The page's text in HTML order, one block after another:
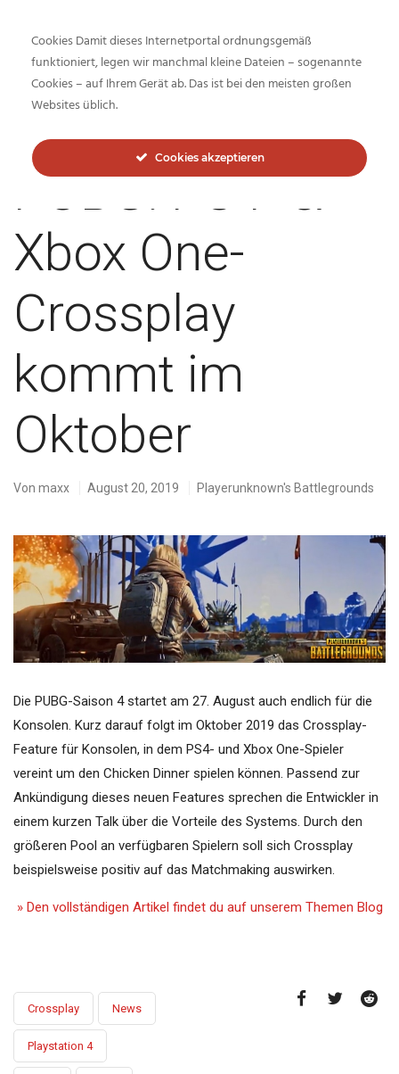
Inside-Network.net
PUBG: PS4- &
Xbox One-
Crossplay
kommt im
Oktober
Von maxx August 20, 2019 Playerunknown's Battlegrounds
Die PUBG-Saison 4 startet am 27. August auch endlich für die
Konsolen. Kurz darauf folgt im Oktober 2019 das Crossplay-
Feature für Konsolen, in dem PS4- und Xbox One-Spieler
vereint um den Chicken Dinner spielen können. Passend zur
Ankündigung dieses neuen Features sprechen die Entwickler in
einem kurzen Talk über die Vorteile des Systems. Durch den
größeren Pool an verfügbaren Spielern soll sich Crossplay
beispielsweise positiv auf das Matchmaking auswirken.
» Den vollständigen Artikel findet du auf unserem Themen Blog
Crossplay News
Playstation 4
Cookies Damit dieses Internetportal ordnungsgemäß
funktioniert, legen wir manchmal kleine Dateien – sogenannte
Cookies – auf Ihrem Gerät ab. Das ist bei den meisten großen
Websites üblich.
Cookies akzeptieren